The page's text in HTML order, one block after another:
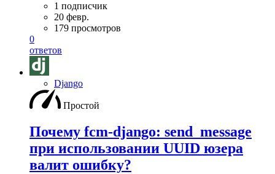
1 подписчик
20 февр.
179 просмотров
0
ответов
Django
Простой
Почему fcm-django: send_message
при использовании UUID юзера
валит ошибку?